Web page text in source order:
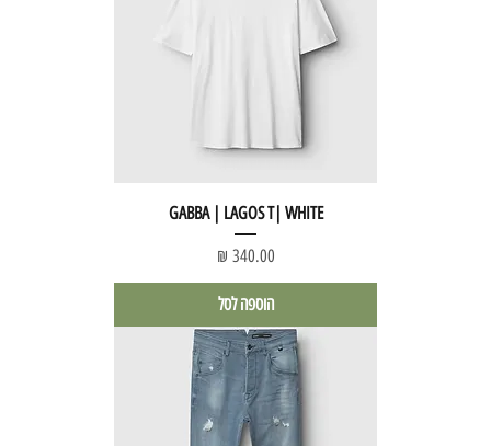
GABBA | LAGOS T| WHITE
מחיר
הוספה לסל